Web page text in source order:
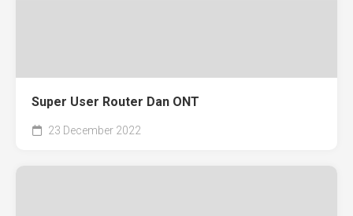
Super User Router Dan ONT
23 December 2022